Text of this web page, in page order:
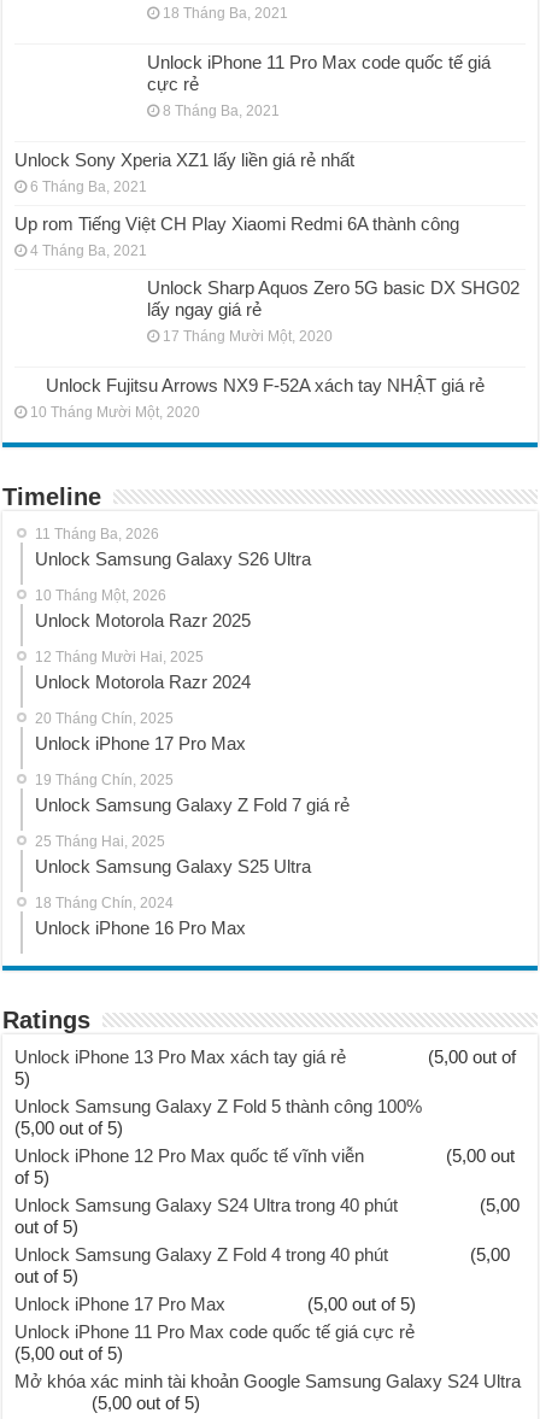
18 Tháng Ba, 2021
Unlock iPhone 11 Pro Max code quốc tế giá
cực rẻ
8 Tháng Ba, 2021
Unlock Sony Xperia XZ1 lấy liền giá rẻ nhất
6 Tháng Ba, 2021
Up rom Tiếng Việt CH Play Xiaomi Redmi 6A thành công
4 Tháng Ba, 2021
Unlock Sharp Aquos Zero 5G basic DX SHG02
lấy ngay giá rẻ
17 Tháng Mười Một, 2020
Unlock Fujitsu Arrows NX9 F-52A xách tay NHẬT giá rẻ
10 Tháng Mười Một, 2020
Timeline
11 Tháng Ba, 2026
Unlock Samsung Galaxy S26 Ultra
10 Tháng Một, 2026
Unlock Motorola Razr 2025
12 Tháng Mười Hai, 2025
Unlock Motorola Razr 2024
20 Tháng Chín, 2025
Unlock iPhone 17 Pro Max
19 Tháng Chín, 2025
Unlock Samsung Galaxy Z Fold 7 giá rẻ
25 Tháng Hai, 2025
Unlock Samsung Galaxy S25 Ultra
18 Tháng Chín, 2024
Unlock iPhone 16 Pro Max
Ratings
Unlock iPhone 13 Pro Max xách tay giá rẻ
(5,00 out of
5)
Unlock Samsung Galaxy Z Fold 5 thành công 100%
(5,00 out of 5)
Unlock iPhone 12 Pro Max quốc tế vĩnh viễn
(5,00 out
of 5)
Unlock Samsung Galaxy S24 Ultra trong 40 phút
(5,00
out of 5)
Unlock Samsung Galaxy Z Fold 4 trong 40 phút
(5,00
out of 5)
Unlock iPhone 17 Pro Max
(5,00 out of 5)
Unlock iPhone 11 Pro Max code quốc tế giá cực rẻ
(5,00 out of 5)
Mở khóa xác minh tài khoản Google Samsung Galaxy S24 Ultra
(5,00 out of 5)